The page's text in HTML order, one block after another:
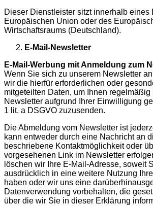
Dieser Dienstleister sitzt innerhalb eines
Europäischen Union oder des
Wirtschaftsraums (Deutschland).
E-Mail-Newsletter
E-Mail-Werbung mit Anmeldung zum
Wenn Sie sich zu unserem Newsletter
wir die hierfür erforderlichen oder
mitgeteilten Daten, um Ihnen
Newsletter aufgrund Ihrer Einwilligung
1 lit. a DSGVO zuzusenden.
Die Abmeldung vom Newsletter ist
kann entweder durch eine Nachricht an
beschriebene Kontaktmöglichkeit oder
vorgesehenen Link im Newsletter
löschen wir Ihre E-Mail-Adresse, soweit
ausdrücklich in eine weitere Nutzung
haben oder wir uns eine
Datenverwendung vorbehalten, die
über die wir Sie in dieser Erklärung